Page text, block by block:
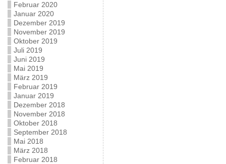
Februar 2020
Januar 2020
Dezember 2019
November 2019
Oktober 2019
Juli 2019
Juni 2019
Mai 2019
März 2019
Februar 2019
Januar 2019
Dezember 2018
November 2018
Oktober 2018
September 2018
Mai 2018
März 2018
Februar 2018